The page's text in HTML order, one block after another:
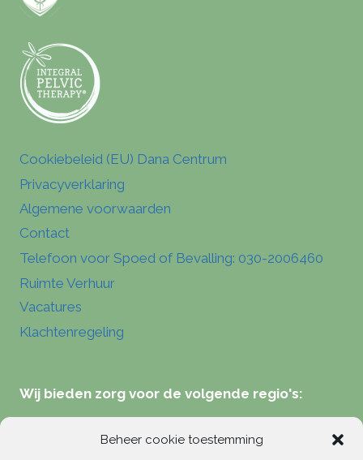
Beheer cookie toestemming
Cookiebeleid (EU) Dana Centrum
Privacyverklaring
Algemene voorwaarden
Contact
Telefoon voor Spoed of Bevalling: 030-2006460
Ruimte Verhuur
Vacatures
Klachtenregeling
Wij bieden zorg voor de volgende regio's:
Verloskundigen Zeist